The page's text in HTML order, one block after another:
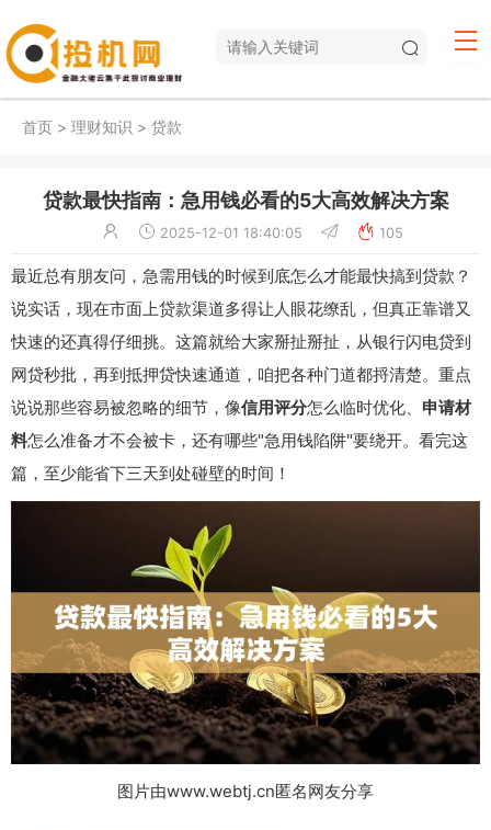
首页 > 理财知识 > 贷款
贷款最快指南：急用钱必看的5大高效解决方案
2025-12-01 18:40:05 105
最近总有朋友问，急需用钱的时候到底怎么才能最快搞到贷款？
说实话，现在市面上贷款渠道多得让人眼花缭乱，但真正靠谱又
快速的还真得仔细挑。这篇就给大家掰扯掰扯，从银行闪电贷到
网贷秒批，再到抵押贷快速通道，咱把各种门道都捋清楚。重点
说说那些容易被忽略的细节，像信用评分怎么临时优化、 申请材
料怎么准备才不会被卡，还有哪些"急用钱陷阱"要绕开。看完这
篇，至少能省下三天到处碰壁的时间！
图片由www.webtj.cn匿名网友分享